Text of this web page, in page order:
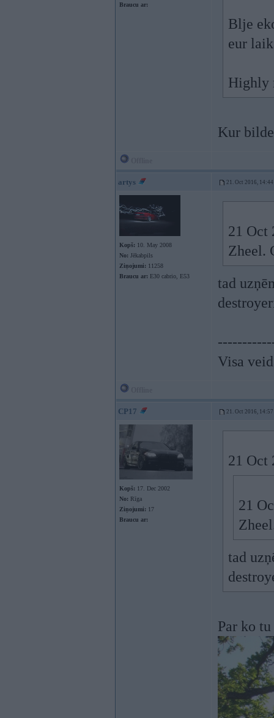
Braucu ar:
Blje
eur
Highly
Kur
artys 21. Oct 2016, 14:44
Kopš: 10. May 2008
No: Jēkabpils
Ziņojumi: 11258
Braucu ar: E30 cabrio, E53
21 Oct
Zheel.
tad
Visa
CP17 21. Oct 2016, 14:57
Kopš: 17. Dec 2002
No: Rīga
Ziņojumi: 17
Braucu ar:
21 Oct
21
tad
Par ko